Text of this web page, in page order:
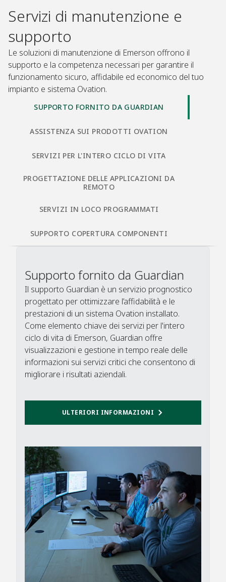
Servizi di manutenzione e
supporto
Le soluzioni di manutenzione di Emerson offrono il
supporto e la competenza necessari per garantire il
funzionamento sicuro, affidabile ed economico del tuo
impianto e sistema Ovation.​
SUPPORTO FORNITO DA GUARDIAN
ASSISTENZA SUI PRODOTTI OVATION
SERVIZI PER L'INTERO CICLO DI VITA
PROGETTAZIONE DELLE APPLICAZIONI DA
REMOTO​
SERVIZI IN LOCO PROGRAMMATI​
SUPPORTO COPERTURA COMPONENTI
Supporto fornito da Guardian
Il supporto Guardian è un servizio prognostico
progettato per ottimizzare l’affidabilità e le
prestazioni di un sistema Ovation installato.
Come elemento chiave dei servizi per l'intero
ciclo di vita di Emerson, Guardian offre
visualizzazioni e gestione in tempo reale delle
informazioni sui servizi critici che consentono di
migliorare i risultati aziendali.​
ULTERIORI INFORMAZIONI